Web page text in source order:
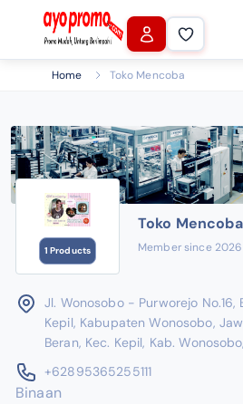
Home Toko Mencoba
1 Products
Toko Mencoba
Member since 2026
Jl. Wonosobo - Purworejo No.16,
Kepil, Kabupaten Wonosobo,
Beran, Kec. Kepil, Kab.
+62895365255111
Binaan